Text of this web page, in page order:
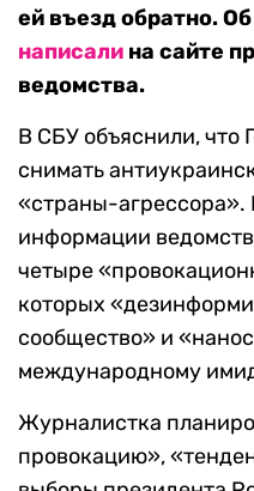
ей въезд обратно.
написали на сайте
ведомства.
В СБУ объяснили, что
снимать
«страны-агрессора».
информации
четыре
которых
сообщество» и
международному
Журналистка
провокацию»,